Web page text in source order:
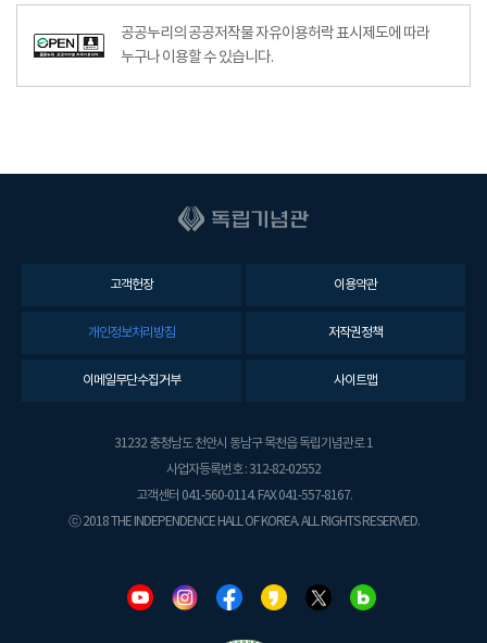
공공누리의 공공저작물 자유이용허락 표시제도에 따라
누구나 이용할 수 있습니다.
고객헌장 이용약관
개인정보처리방침 저작권정책
이메일무단수집거부 사이트맵
31232 충청남도 천안시 동남구 목천읍 독립기념관로 1
사업자등록번호 : 312-82-02552
고객센터 041-560-0114. FAX 041-557-8167.
ⓒ 2018 THE INDEPENDENCE HALL OF KOREA. ALL RIGHTS RESERVED.